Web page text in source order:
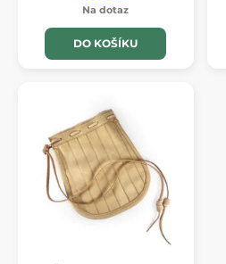
Na dotaz
DO KOŠÍKU